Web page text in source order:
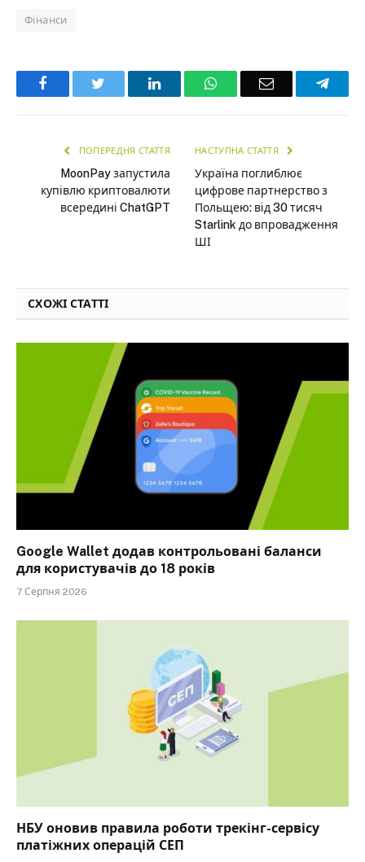
Фінанси
Facebook LinkedInWhatsAppEmail
ПОПЕРЕДНЯ СТАТТЯ
MoonPay запустила
купівлю криптовалюти
всередині ChatGPT
НАСТУПНА СТАТТЯ
Україна поглиблює
цифрове партнерство з
Польщею: від 30 тисяч
Starlink до впровадження
ШІ
СХОЖІ СТАТТІ
Google Wallet додав контрольовані баланси
для користувачів до 18 років
7 Серпня 2026
НБУ оновив правила роботи трекінг-сервісу
платіжних операцій СЕП